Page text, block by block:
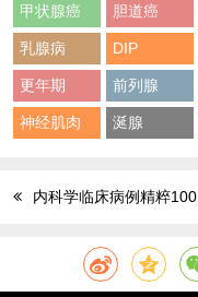
甲状腺癌 胆道癌
乳腺病 DIP
更年期 前列腺
神经肌肉 涎腺
内科学临床病例精粹100例 原著第3版